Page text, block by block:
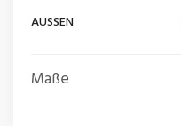
AUSSEN
Maße